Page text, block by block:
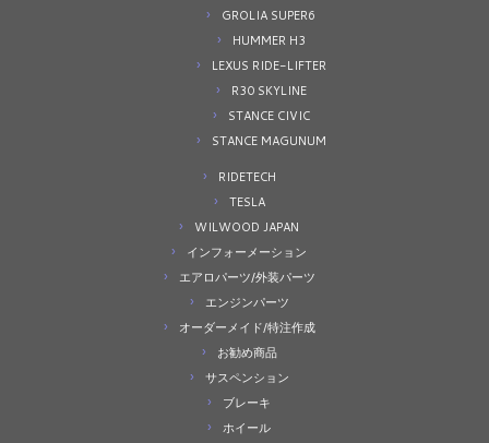
GROLIA SUPER6
HUMMER H3
LEXUS RIDE-LIFTER
R30 SKYLINE
STANCE CIVIC
STANCE MAGUNUM
RIDETECH
TESLA
WILWOOD JAPAN
インフォーメーション
エアロパーツ/外装パーツ
エンジンパーツ
オーダーメイド/特注作成
お勧め商品
サスペンション
ブレーキ
ホイール